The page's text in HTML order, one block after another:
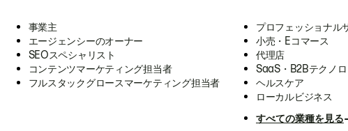
事業主
エージェンシーのオーナー
SEOスペシャリスト
コンテンツマーケティング担当者
フルスタックグロースマーケティング担当者
プロフェッショナル
小売・Eコマース
代理店
SaaS・B2Bテクノ
ヘルスケア
ローカルビジネス
すべての業種を見る